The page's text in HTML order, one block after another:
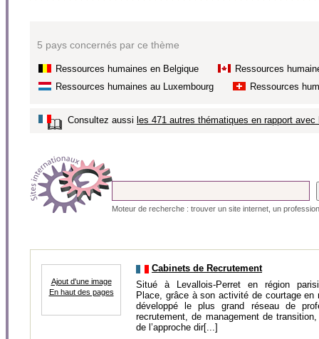
5 pays concernés par ce thème
Ressources humaines en Belgique
Ressources
Ressources humaines au Luxembourg
Ressources
Consultez aussi les 471 autres thématiques en rapport
Moteur de recherche : trouver un site internet, un
Ajout d'une image
En haut des pages
Cabinets de Recrutement
Situé à Levallois-Perret en région
Place, grâce à son activité de courtage en
développé le plus grand réseau de
recrutement, de management de
de l’approche dir[...]